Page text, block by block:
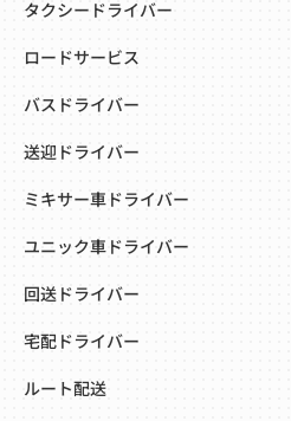
タクシードライバー
ロードサービス
バスドライバー
送迎ドライバー
ミキサー車ドライバー
ユニック車ドライバー
回送ドライバー
宅配ドライバー
ルート配送